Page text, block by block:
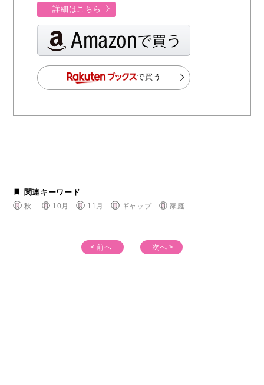
詳細はこちら
で買う
関連キーワード
秋 10月 11月 ギャップ 家庭
< 前へ 次へ >